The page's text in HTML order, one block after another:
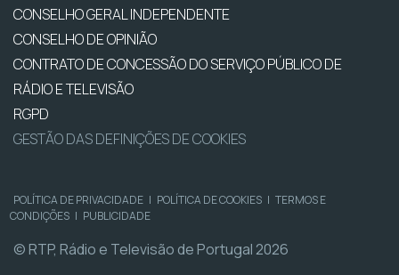
CONSELHO GERAL INDEPENDENTE
CONSELHO DE OPINIÃO
CONTRATO DE CONCESSÃO DO SERVIÇO PÚBLICO DE
RÁDIO E TELEVISÃO
RGPD
GESTÃO DAS DEFINIÇÕES DE COOKIES
POLÍTICA DE PRIVACIDADE | POLÍTICA DE COOKIES | TERMOS E
CONDIÇÕES | PUBLICIDADE
© RTP, Rádio e Televisão de Portugal 2026